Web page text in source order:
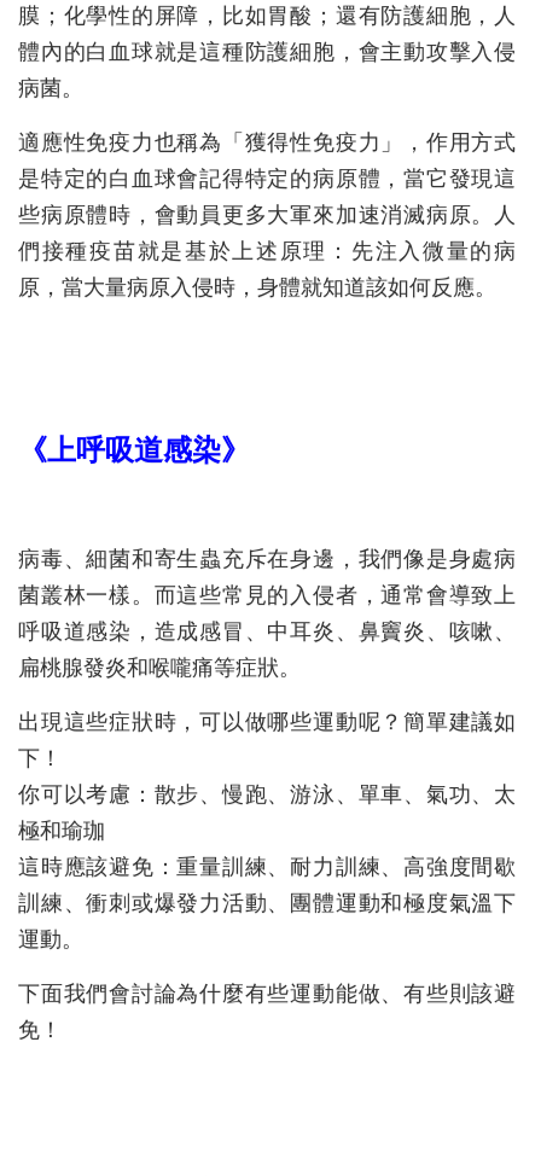
膜；化學性的屏障，比如胃酸；還有防護細胞，人
體內的白血球就是這種防護細胞，會主動攻擊入侵
病菌。
適應性免疫力也稱為「獲得性免疫力」，作用方式
是特定的白血球會記得特定的病原體，當它發現這
些病原體時，會動員更多大軍來加速消滅病原。人
們接種疫苗就是基於上述原理：先注入微量的病
原，當大量病原入侵時，身體就知道該如何反應。
《上呼吸道感染》
病毒、細菌和寄生蟲充斥在身邊，我們像是身處病
菌叢林一樣。而這些常見的入侵者，通常會導致上
呼吸道感染，造成感冒、中耳炎、鼻竇炎、咳嗽、
扁桃腺發炎和喉嚨痛等症狀。
出現這些症狀時，可以做哪些運動呢？簡單建議如
下！
你可以考慮：散步、慢跑、游泳、單車、氣功、太
極和瑜珈
這時應該避免：重量訓練、耐力訓練、高強度間歇
訓練、衝刺或爆發力活動、團體運動和極度氣溫下
運動。
下面我們會討論為什麼有些運動能做、有些則該避
免！